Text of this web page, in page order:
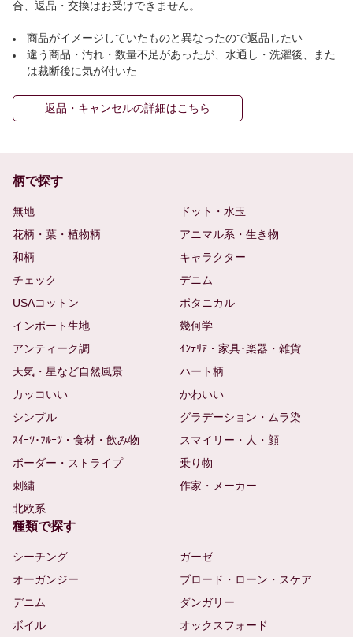
合、返品・交換はお受けできません。
商品がイメージしていたものと異なったので返品したい
違う商品・汚れ・数量不足があったが、水通し・洗濯後、また
は裁断後に気が付いた
返品・キャンセルの詳細はこちら
柄で探す
無地
ドット・水玉
花柄・葉・植物柄
アニマル系・生き物
和柄
キャラクター
チェック
デニム
USAコットン
ボタニカル
インポート生地
幾何学
アンティーク調
ｲﾝﾃﾘｱ・家具･楽器・雑貨
天気・星など自然風景
ハート柄
カッコいい
かわいい
シンプル
グラデーション・ムラ染
ｽｲｰﾂ･ﾌﾙｰﾂ・食材・飲み物
スマイリー・人・顔
ボーダー・ストライプ
乗り物
刺繍
作家・メーカー
北欧系
種類で探す
シーチング
ガーゼ
オーガンジー
ブロード・ローン・スケア
デニム
ダンガリー
ボイル
オックスフォード